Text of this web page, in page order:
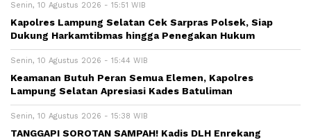
Senin, 10 Agustus 2026 - 15:51 WIB
Kapolres Lampung Selatan Cek Sarpras Polsek, Siap
Dukung Harkamtibmas hingga Penegakan Hukum
Senin, 10 Agustus 2026 - 15:44 WIB
Keamanan Butuh Peran Semua Elemen, Kapolres
Lampung Selatan Apresiasi Kades Batuliman
Senin, 10 Agustus 2026 - 15:38 WIB
TANGGAPI SOROTAN SAMPAH! Kadis DLH Enrekang